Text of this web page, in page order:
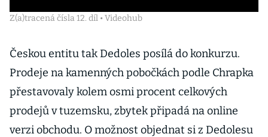
Z(a)tracená čísla 12. díl • Videohub
Českou entitu tak Dedoles posílá do konkurzu.
Prodeje na kamenných pobočkách podle Chrapka
přestavovaly kolem osmi procent celkových
prodejů v tuzemsku, zbytek připadá na online
verzi obchodu. O možnost objednat si z Dedolesu